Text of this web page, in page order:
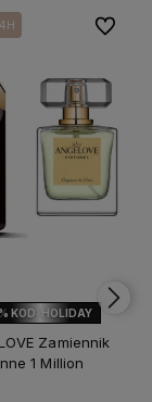
KOD: HOLIDAY
Zamiennik
1 Million
Do